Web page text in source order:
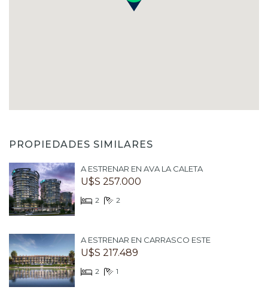
PROPIEDADES SIMILARES
A ESTRENAR EN AVA LA CALETA
U$S 257.000
2 2
A ESTRENAR EN CARRASCO ESTE
U$S 217.489
2 1